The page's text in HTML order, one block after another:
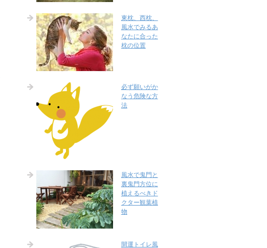
東枕、西枕、
風水でみるあ
なたに合った
枕の位置
必ず願いがか
なう危険な方
法
風水で鬼門と
裏鬼門方位に
植えるべきド
クター観葉植
物
開運トイレ風